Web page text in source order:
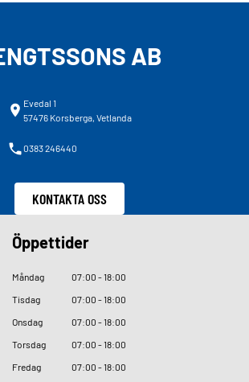
AB
Evedal 1
57476 Korsberga, Vetlanda
0383 246440
KONTAKTA OSS
Öppettider
Måndag 07:00 - 18:00
Tisdag
07:00 - 18:00
Onsdag
07:00 - 18:00
Torsdag
07:00 - 18:00
Fredag
07:00 - 18:00